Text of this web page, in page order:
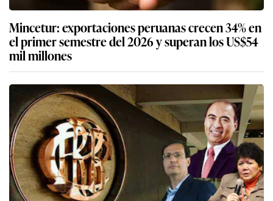
Mincetur: exportaciones peruanas crecen 34% en
el primer semestre del 2026 y superan los US$54
mil millones